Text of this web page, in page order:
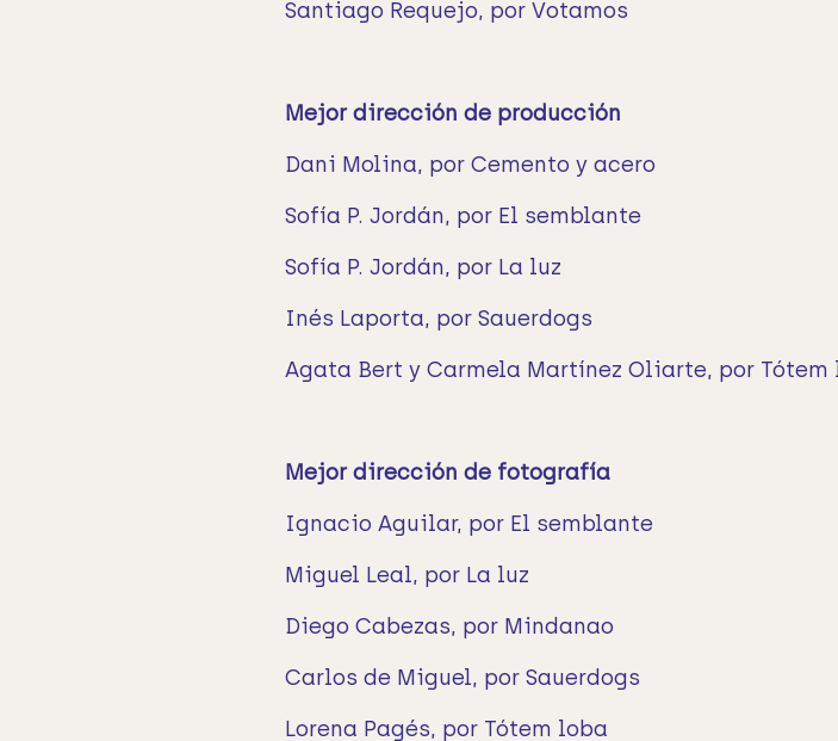
Santiago Requejo, por Votamos
Mejor dirección de producción
Dani Molina, por Cemento y acero
Sofía P. Jordán, por El semblante
Sofía P. Jordán, por La luz
Inés Laporta, por Sauerdogs
Agata Bert y Carmela Martínez Oliarte, por Tótem
Mejor dirección de fotografía
Ignacio Aguilar, por El semblante
Miguel Leal, por La luz
Diego Cabezas, por Mindanao
Carlos de Miguel, por Sauerdogs
Lorena Pagés, por Tótem loba